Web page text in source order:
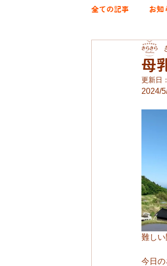
全ての記事 お知
母
更新日：
2024/
難しい
今日の